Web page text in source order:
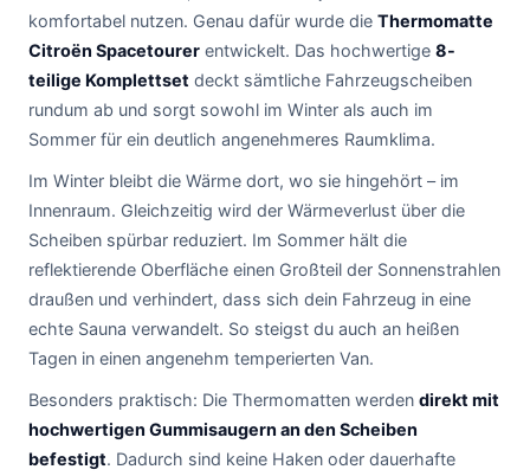
komfortabel nutzen. Genau dafür wurde die Thermomatte
Citroën Spacetourer entwickelt. Das hochwertige 8-
teilige Komplettset deckt sämtliche Fahrzeugscheiben
rundum ab und sorgt sowohl im Winter als auch im
Sommer für ein deutlich angenehmeres Raumklima.
Im Winter bleibt die Wärme dort, wo sie hingehört – im
Innenraum. Gleichzeitig wird der Wärmeverlust über die
Scheiben spürbar reduziert. Im Sommer hält die
reflektierende Oberfläche einen Großteil der Sonnenstrahlen
draußen und verhindert, dass sich dein Fahrzeug in eine
echte Sauna verwandelt. So steigst du auch an heißen
Tagen in einen angenehm temperierten Van.
Besonders praktisch: Die Thermomatten werden direkt mit
hochwertigen Gummisaugern an den Scheiben
befestigt. Dadurch sind keine Haken oder dauerhafte